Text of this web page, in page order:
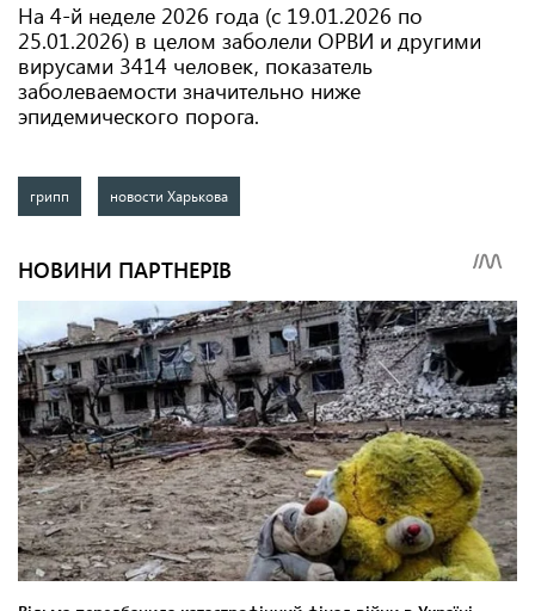
На 4-й неделе 2026 года (с 19.01.2026 по
25.01.2026) в целом заболели ОРВИ и другими
вирусами 3414 человек, показатель
заболеваемости значительно ниже
эпидемического порога.
грипп новости Харькова